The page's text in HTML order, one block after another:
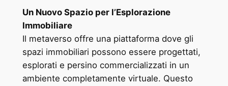
Un Nuovo Spazio per l’Esplorazione
Immobiliare
Il metaverso offre una piattaforma dove gli
spazi immobiliari possono essere progettati,
esplorati e persino commercializzati in un
ambiente completamente virtuale. Questo